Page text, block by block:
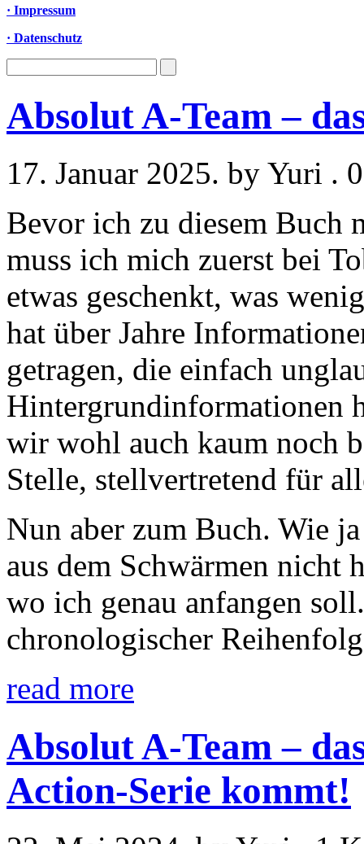
· Impressum
· Datenschutz
Absolut A-Team –
17. Januar 2025. by Yuri .
Bevor ich zu diesem Buch
muss ich mich zuerst bei
etwas geschenkt, was
hat über Jahre
getragen, die einfach
Hintergrundinformationen
wir wohl auch kaum noch
Stelle, stellvertretend für
Nun aber zum Buch. Wie
aus dem Schwärmen nicht
wo ich genau anfangen
chronologischer
read more
Absolut A-Team –
Action-Serie kommt!